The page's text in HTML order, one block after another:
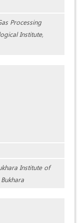
Processing
Institute,
Institute of